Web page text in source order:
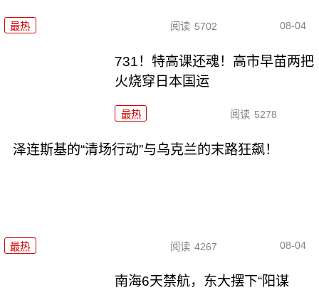
最热 阅读 5702 08-04
731！特高课还魂！高市早苗两把
火烧穿日本国运
最热 阅读 5278
泽连斯基的“清场行动”与乌克兰的末路狂飙！
最热 阅读 4267 08-04
南海6天禁航，东大摆下“阳谋